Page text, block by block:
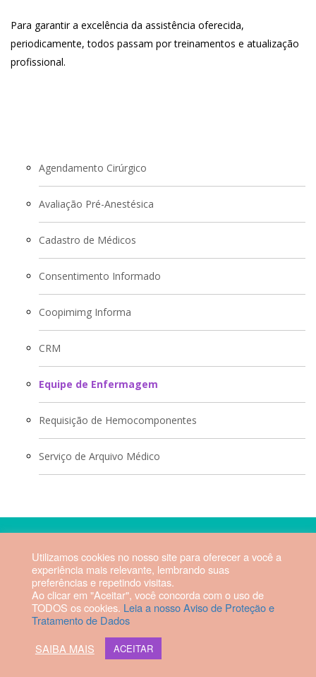
Para garantir a excelência da assistência oferecida,
periodicamente, todos passam por treinamentos e atualização
profissional.
Agendamento Cirúrgico
Avaliação Pré-Anestésica
Cadastro de Médicos
Consentimento Informado
Coopimimg Informa
CRM
Equipe de Enfermagem
Requisição de Hemocomponentes
Serviço de Arquivo Médico
Utilizamos cookies no nosso site para oferecer a você a
experiência mais relevante, lembrando suas
preferências e repetindo visitas.
Ao clicar em "Aceitar", você concorda com o uso de
TODOS os cookies. Leia a nosso Aviso de Proteção e
Tratamento de Dados
SAIBA MAIS
ACEITAR
Diretor Técnico: Fabrício Manoel
Rezende Dias | CRM-MG 56879